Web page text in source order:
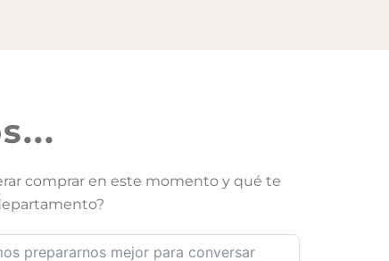
comprar en este momento y qué te